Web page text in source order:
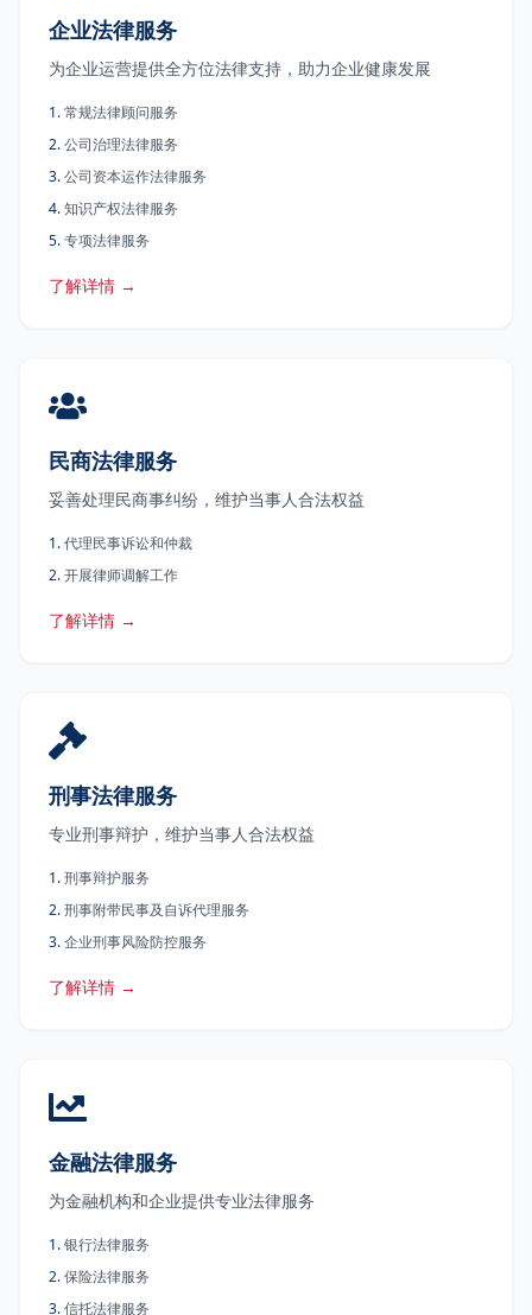
企业法律服务
为企业运营提供全方位法律支持，助力企业健康发展
1.常规法律顾问服务
2.公司治理法律服务
3.公司资本运作法律服务
4.知识产权法律服务
5.专项法律服务
了解详情 →
民商法律服务
妥善处理民商事纠纷，维护当事人合法权益
1.代理民事诉讼和仲裁
2.开展律师调解工作
了解详情 →
刑事法律服务
专业刑事辩护，维护当事人合法权益
1.刑事辩护服务
2.刑事附带民事及自诉代理服务
3.企业刑事风险防控服务
了解详情 →
金融法律服务
为金融机构和企业提供专业法律服务
1.银行法律服务
2.保险法律服务
3.信托法律服务